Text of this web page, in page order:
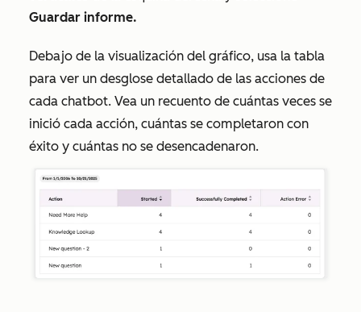
Guardar informe.
Debajo de la visualización del gráfico, usa la tabla
para ver un desglose detallado de las acciones de
cada chatbot. Vea un recuento de cuántas veces se
inició cada acción, cuántas se completaron con
éxito y cuántas no se desencadenaron.